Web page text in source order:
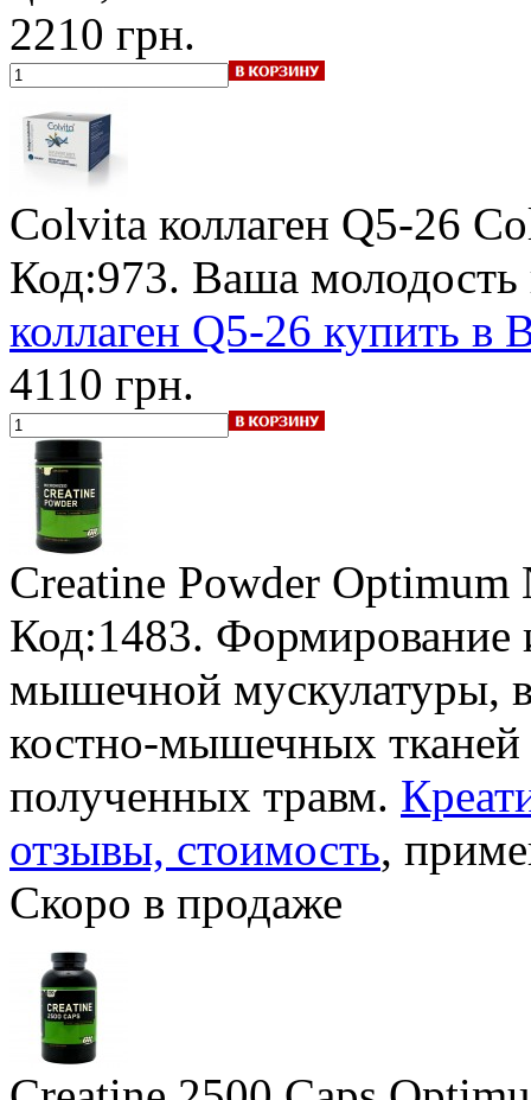
2210 грн.
Colvita коллаген Q5-26
Код:973. Ваша молодость
коллаген Q5-26 купить в
4110 грн.
Creatine Powder
Код:1483. Формирование
мышечной мускулатуры,
костно-мышечных тканей
полученных травм.
отзывы, стоимость,
Скоро в продаже